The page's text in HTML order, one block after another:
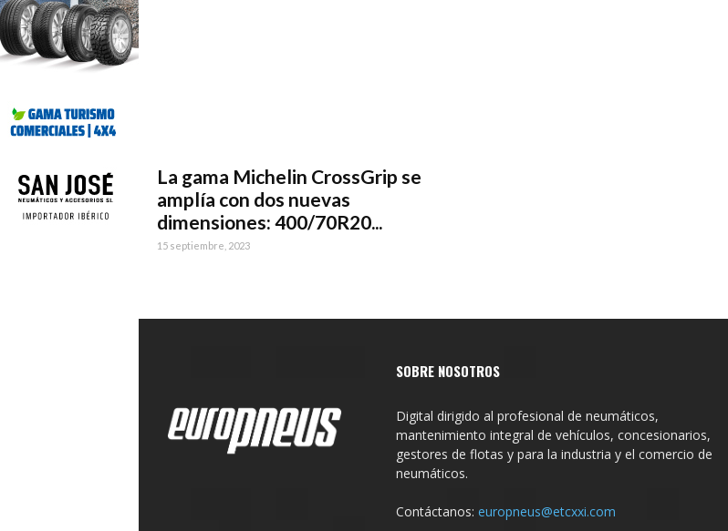
La gama Michelin CrossGrip se
amplía con dos nuevas
dimensiones: 400/70R20...
15 septiembre, 2023
SOBRE NOSOTROS
Digital dirigido al profesional de neumáticos,
mantenimiento integral de vehículos, concesionarios,
gestores de flotas y para la industria y el comercio de
neumáticos.
Contáctanos: europneus@etcxxi.com